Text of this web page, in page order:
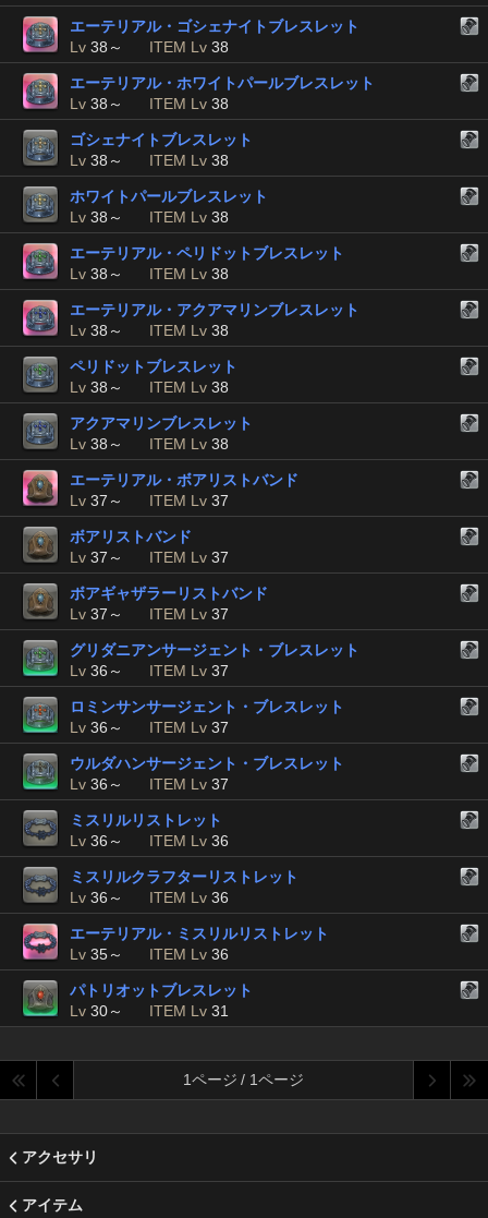
エーテリアル・ゴシェナイトブレスレット
Lv 38～ ITEM Lv 38
エーテリアル・ホワイトパールブレスレット
Lv 38～ ITEM Lv 38
ゴシェナイトブレスレット
Lv 38～ ITEM Lv 38
ホワイトパールブレスレット
Lv 38～ ITEM Lv 38
エーテリアル・ペリドットブレスレット
Lv 38～ ITEM Lv 38
エーテリアル・アクアマリンブレスレット
Lv 38～ ITEM Lv 38
ペリドットブレスレット
Lv 38～ ITEM Lv 38
アクアマリンブレスレット
Lv 38～ ITEM Lv 38
エーテリアル・ボアリストバンド
Lv 37～ ITEM Lv 37
ボアリストバンド
Lv 37～ ITEM Lv 37
ボアギャザラーリストバンド
Lv 37～ ITEM Lv 37
グリダニアンサージェント・ブレスレット
Lv 36～ ITEM Lv 37
ロミンサンサージェント・ブレスレット
Lv 36～ ITEM Lv 37
ウルダハンサージェント・ブレスレット
Lv 36～ ITEM Lv 37
ミスリルリストレット
Lv 36～ ITEM Lv 36
ミスリルクラフターリストレット
Lv 36～ ITEM Lv 36
エーテリアル・ミスリルリストレット
Lv 35～ ITEM Lv 36
パトリオットブレスレット
Lv 30～ ITEM Lv 31
1ページ / 1ページ
アクセサリ
アイテム